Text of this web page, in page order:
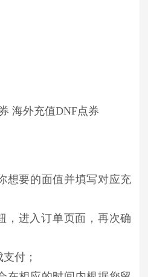
海外充值DNF点券
想要的面值并填写对应充
，进入订单页面，再次确
付；